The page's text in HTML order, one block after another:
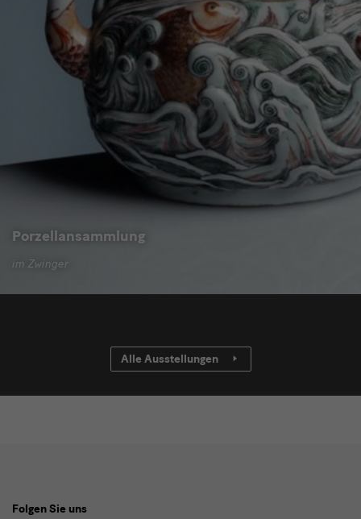
Porzellansammlung
im Zwinger
Alle Ausstellungen
Folgen Sie uns